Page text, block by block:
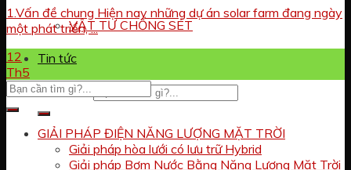
VẬT TƯ CHỐNG SÉT
Tin tức
Tìm kiếm:
1.Vấn đề chung Hiện nay những dự án solar farm đang ngày
một phát triển, ...
12
Th5
GIẢI PHÁP ĐIỆN NĂNG LƯỢNG MẶT TRỜI
Giải pháp hòa lưới có lưu trữ Hybrid
Giải pháp Bơm Nước Bằng Năng Lượng Mặt Trời